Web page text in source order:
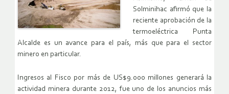
Solminihac afirmó que la
reciente aprobación de la
termoeléctrica Punta
Alcalde es un avance para el país, más que para el sector
minero en particular.
Ingresos al Fisco por más de US$9.000 millones generará la
actividad minera durante 2012, fue uno de los anuncios más